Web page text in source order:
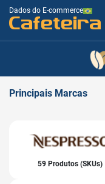
Dados do E-commerce
Cafeteira
Principais Marcas
59 Produtos (SKUs)